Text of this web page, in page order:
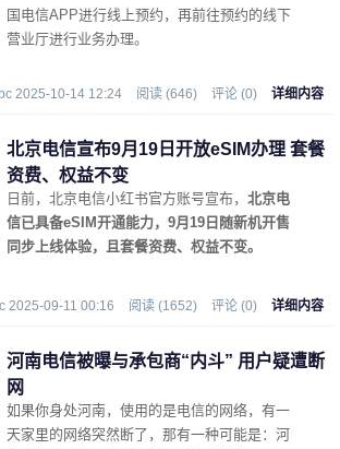
国电信APP进行线上预约，再前往预约的线下
营业厅进行业务办理。
2025-10-14 12:24 阅读 (646) 评论 (0) 详细内容
北京电信宣布9月19日开放eSIM办理 套餐
资费、权益不变
日前，北京电信小红书官方账号宣布， 北京电
信已具备eSIM开通能力，9月19日随新机开售
同步上线体验，且套餐资费、权益不变。
2025-09-11 00:16 阅读 (1652) 评论 (0) 详细内容
河南电信被曝与承包商“内斗” 用户疑遭断
网
如果你身处河南，使用的是电信的网络，有一
天家里的网络突然断了，那有一种可能是：河